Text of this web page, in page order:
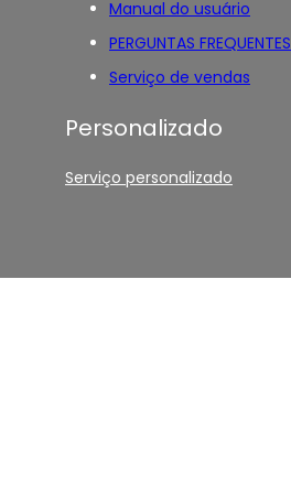
Manual do usuário
PERGUNTAS FREQUENTES
Serviço de vendas
Personalizado
Serviço personalizado